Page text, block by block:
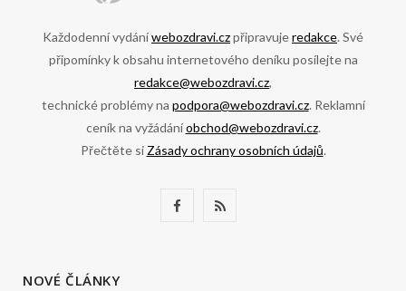
Každodenní vydáníwebozdravi.czpřipravujeredakce. Své
připomínky k obsahu internetového deníku posílejte na
redakce@webozdravi.cz,
technické problémy na podpora@webozdravi.cz. Reklamní
ceník na vyžádáníobchod@webozdravi.cz.
Přečtěte si Zásady ochrany osobních údajů.
R
NOVÉ ČLÁNKY